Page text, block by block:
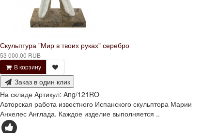
Скульптура "Мир в твоих руках" серебро
53 000.00 RUB
В корзину
Заказ в один клик
На складе Артикул: Ang/121RO
Авторская работа известного Испанского скульптора Марии
Анхелес Англада. Каждое изделие выполняется ..